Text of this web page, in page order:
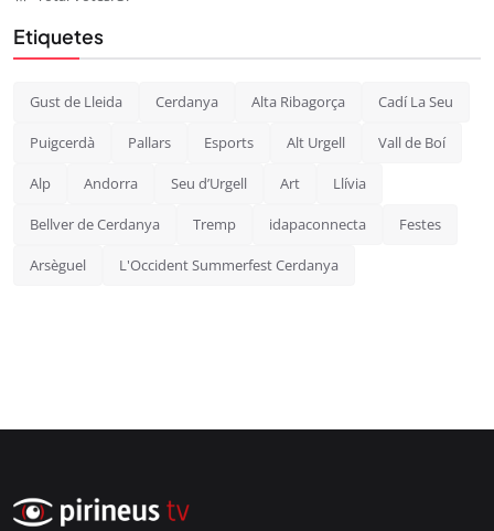
Etiquetes
Gust de Lleida Cerdanya Alta Ribagorça Cadí La Seu
Puigcerdà Pallars Esports Alt Urgell Vall de Boí
Alp Andorra Seu d’Urgell Art Llívia
Bellver de Cerdanya Tremp idapaconnecta Festes
Arsèguel L'Occident Summerfest Cerdanya